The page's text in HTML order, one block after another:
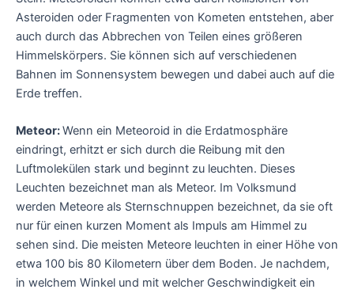
Asteroiden oder Fragmenten von Kometen entstehen, aber
auch durch das Abbrechen von Teilen eines größeren
Himmelskörpers. Sie können sich auf verschiedenen
Bahnen im Sonnensystem bewegen und dabei auch auf die
Erde treffen.
Meteor:Wenn ein Meteoroid in die Erdatmosphäre
eindringt, erhitzt er sich durch die Reibung mit den
Luftmolekülen stark und beginnt zu leuchten. Dieses
Leuchten bezeichnet man als Meteor. Im Volksmund
werden Meteore als Sternschnuppen bezeichnet, da sie oft
nur für einen kurzen Moment als Impuls am Himmel zu
sehen sind. Die meisten Meteore leuchten in einer Höhe von
etwa 100 bis 80 Kilometern über dem Boden. Je nachdem,
in welchem Winkel und mit welcher Geschwindigkeit ein